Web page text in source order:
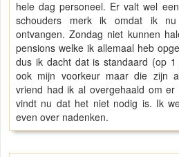
hele dag personeel. Er valt wel
schouders merk ik omdat ik
ontvangen. Zondag niet kunnen
pensions welke ik allemaal heb
dus ik dacht dat is standaard (op
ook mijn voorkeur maar die zijn
vriend had ik al overgehaald om
vindt nu dat het niet nodig is. Ik
even over nadenken.